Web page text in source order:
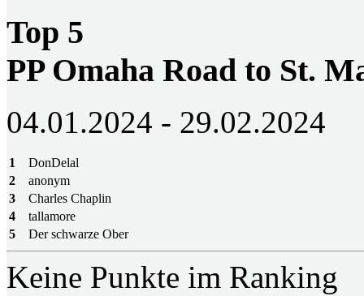
Top 5
PP Omaha Road to St.
04.01.2024 - 29.02.2024
1
DonDelal
2
anonym
3
Charles Chaplin
4
tallamore
5
Der schwarze Ober
Keine Punkte im Ranking